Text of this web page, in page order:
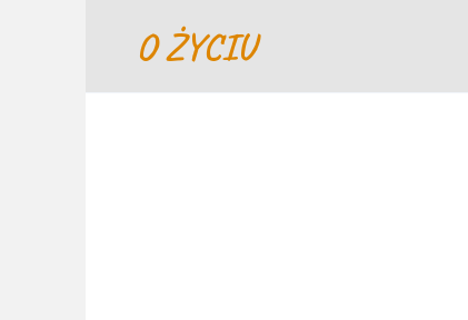
O ŻYCIU